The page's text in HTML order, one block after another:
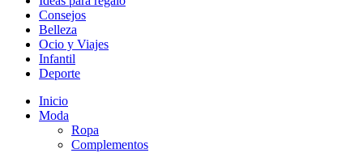
Consejos
Belleza
Ocio y Viajes
Infantil
Deporte
Inicio
Moda
Ropa
Complementos